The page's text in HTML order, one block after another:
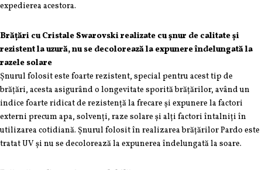
expedierea acestora.
Brățări cu Cristale Swarovski realizate cu șnur de calitate și
rezistent la uzură, nu se decolorează la expunere îndelungată la
razele solare
Șnurul folosit este foarte rezistent, special pentru acest tip de
brățări, acesta asigurând o longevitate sporită brățărilor, având un
indice foarte ridicat de rezistență la frecare și expunere la factori
externi precum apa, solvenți, raze solare și alți factori întalniți în
utilizarea cotidiană. Șnurul folosit în realizarea brățărilor Pardo este
tratat UV și nu se decolorează la expunerea îndelungată la soare.